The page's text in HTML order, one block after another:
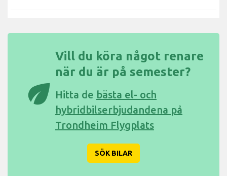
eco
Vill du köra något renare
när du är på semester?
Hitta de bästa el- och
hybridbilserbjudandena på
Trondheim Flygplats
SÖK BILAR